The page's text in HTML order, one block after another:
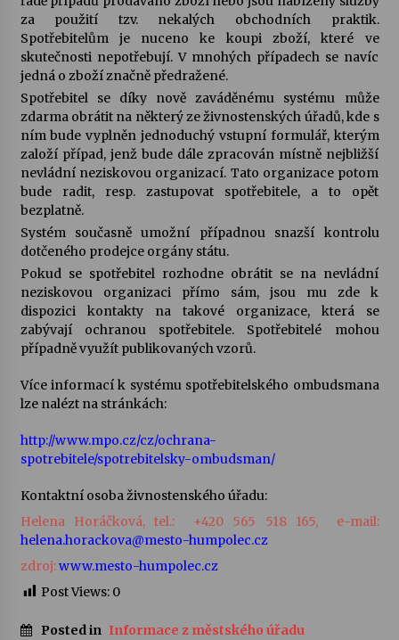
Votavžatský ploty
23. 7. 2026
Letní koncerty ve Stromovce: Rufus Miller
22. 7. 2026
Vysočinka
Ozvěny prázdnin
14. 7. 2026
Za kulturou kousek za Humpolec. V Želivě ožije
13. 7. 2026
Varhanní recitál Michala Novenka v Klášteře
Želiv
3. 7. 2026
Petr Adamec – Malovaný svět
30. 6. 2026
za použití tzv. nekalých obchodních praktik.
Spotřebitelům je nuceno ke koupi zboží, které ve
skutečnosti nepotřebují. V mnohých případech se navíc
jedná o zboží značně předražené.
Spotřebitel se díky nově zaváděnému systému může
zdarma obrátit na některý ze živnostenských úřadů, kde s
ním bude vyplněn jednoduchý vstupní formulář, kterým
založí případ, jenž bude dále zpracován místně nejbližší
nevládní neziskovou organizací. Tato organizace potom
bude radit, resp. zastupovat spotřebitele, a to opět
bezplatně.
Systém současně umožní případnou snazší kontrolu
dotčeného prodejce orgány státu.
Pokud se spotřebitel rozhodne obrátit se na nevládní
neziskovou organizaci přímo sám, jsou mu zde k
dispozici kontakty na takové organizace, která se
zabývají ochranou spotřebitele. Spotřebitelé mohou
případně využít publikovaných vzorů.
Více informací k systému spotřebitelského ombudsmana
lze nalézt na stránkách:
http://www.mpo.cz/cz/ochrana-
spotrebitele/spotrebitelsky-ombudsman/
Kontaktní osoba živnostenského úřadu:
Helena Horáčková, tel.:
+420 565 518 165,
e-mail:
helena.horackova@mesto-humpolec.cz
zdroj:www.mesto-humpolec.cz
Post Views: 0
Posted in Informace z městského úřadu